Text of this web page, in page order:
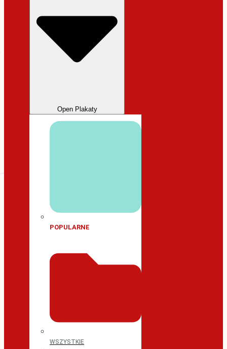
Open Plakaty
POPULARNE
WSZYSTKIE